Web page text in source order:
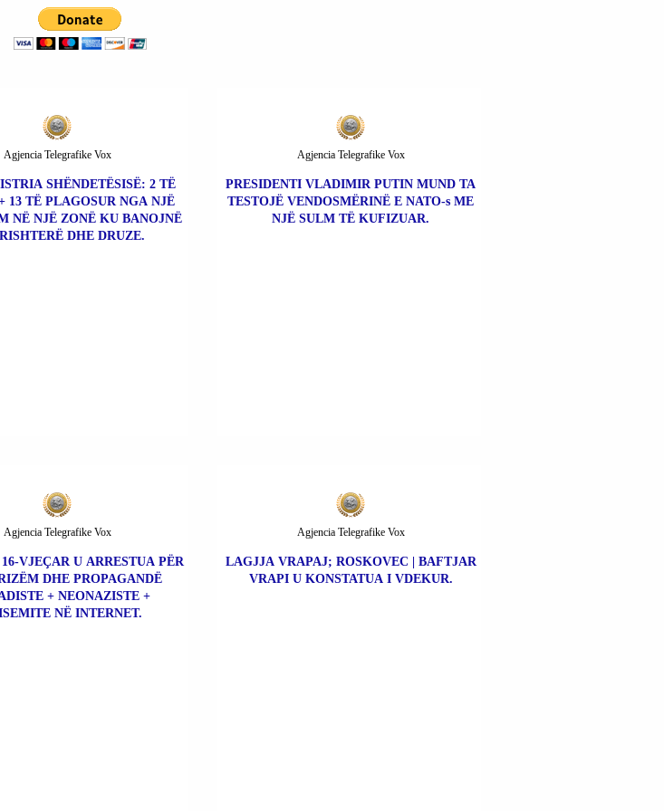
NOBEL ALES
SHËNDETËSISË: 2 TË
13 TË PLAGOSUR NGA NJË
NË NJË ZONË KU BANOJNË
DHE DRUZE.
Agjencia Telegrafike Vox
PRESIDENTI VLADIMIR PUTIN MUND TA
TESTOJË VENDOSMËRINË E NATO-s ME
NJË SULM TË KUFIZUAR.
Agjencia Telegrafike Vox
VJEÇAR U ARRESTUA PËR
DHE PROPAGANDË
+ NEONAZISTE +
NË INTERNET.
Agjencia Telegrafike Vox
LAGJJA VRAPAJ; ROSKOVEC | BAFTJAR
VRAPI U KONSTATUA I VDEKUR.
Agjencia Telegrafike Vox